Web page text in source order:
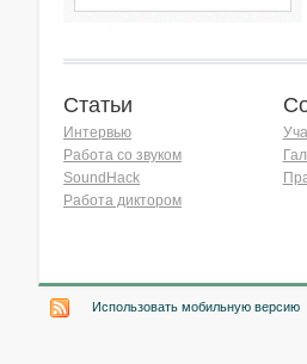
Статьи
Интервью
Работа со звуком
SoundHack
Работа диктором
Использовать мобильную версию